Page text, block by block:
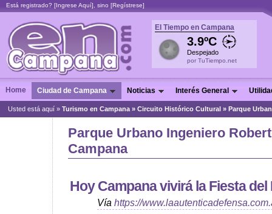
Está registrado? [Ingrese Aquí], sino [Regístrese]
El Tiempo en Campana
3.9ºC
Despejado
por TuTiempo.net
Home Ciudad de Campana Noticias Interés General
Usted está aquí » Turismo en Campana » Circuito Histórico Cultural » Parque
Parque Urbano Ingeniero
Campana
Hoy Campana vivirá la Fiesta
Vía https://